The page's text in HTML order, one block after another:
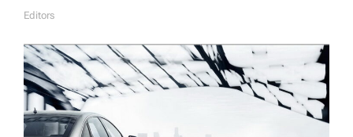
A
H
O
R
Editors